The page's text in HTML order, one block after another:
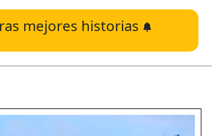
mejores historias